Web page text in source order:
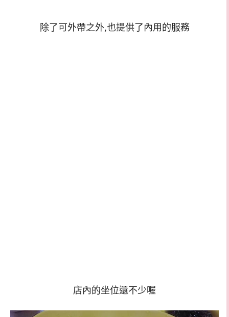
除了可外帶之外,也提供了內用的服務
店內的坐位還不少喔